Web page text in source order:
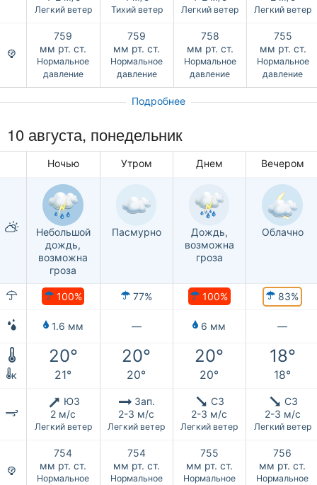
Легкий ветер Тихий ветер Легкий ветер Легкий ветер
759
мм рт. ст.
Нормальное
давление
759
мм рт. ст.
Нормальное
давление
758
мм рт. ст.
Нормальное
давление
755
мм рт. ст.
Нормальное
давление
Подробнее
10 августа, понедельник
Ночью Утром Днем Вечером
Небольшой
дождь,
возможна
гроза
Пасмурно
Дождь,
возможна
гроза
Облачно
100% 77% 100% 83%
1.6 мм — 6 мм —
20° 20° 20° 18°
к 21° 20° 20° 18°
ЮЗ
2 м/с
Легкий ветер
Зап.
2-3 м/с
Легкий ветер
СЗ
2-3 м/с
Легкий ветер
СЗ
2-3 м/с
Легкий ветер
754
мм рт. ст.
Нормальное
754
мм рт. ст.
Нормальное
755
мм рт. ст.
Нормальное
756
мм рт. ст.
Нормальное